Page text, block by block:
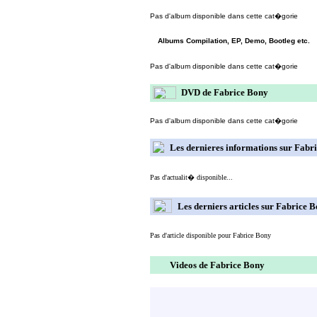
Pas d'album disponible dans cette cat�gorie
Albums Compilation, EP, Demo, Bootleg etc.
Pas d'album disponible dans cette cat�gorie
DVD de Fabrice Bony
Pas d'album disponible dans cette cat�gorie
Les dernieres informations sur
Pas d'actualit� disponible...
Les derniers articles sur Fabrice
Pas d'article disponible pour Fabrice Bony
Videos de Fabrice Bony